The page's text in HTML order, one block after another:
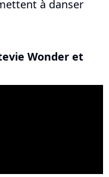
à danser
Wonder et